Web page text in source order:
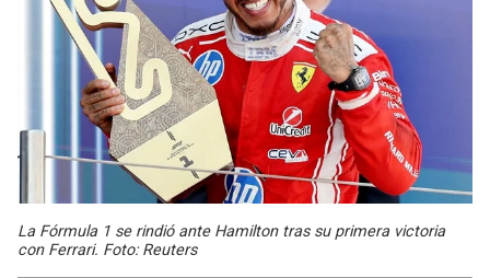
La Fórmula 1 se rindió ante Hamilton tras su primera victoria
con Ferrari. Foto: Reuters